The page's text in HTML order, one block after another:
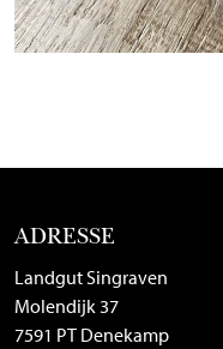
ADRESSE
Landgut Singraven
Molendijk 37
7591 PT Denekamp